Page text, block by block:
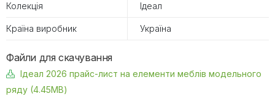
Колекція Ідеал
Країна виробник Україна
Файли для скачування
Ідеал 2026 прайс-лист на елементи меблів модельного
ряду (4.45MB)